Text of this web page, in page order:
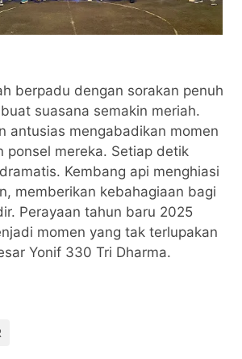
berpadu dengan sorakan penuh
suasana semakin meriah.
antusias mengabadikan momen
ponsel mereka. Setiap detik
Kembang api menghiasi
memberikan kebahagiaan bagi
Perayaan tahun baru 2025
momen yang tak terlupakan
Yonif 330 Tri Dharma.